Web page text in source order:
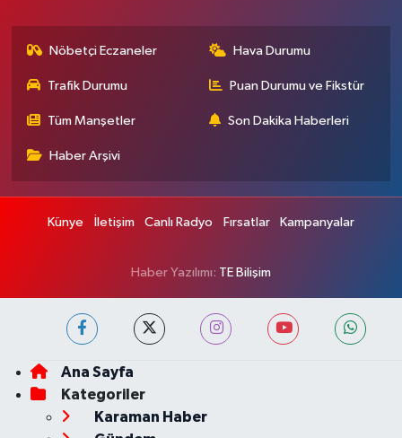
Nöbetçi Eczaneler Hava Durumu
Trafik Durumu Puan Durumu ve Fikstür
Tüm Manşetler Son Dakika Haberleri
Haber Arşivi
Künye İletişim Canlı Radyo Fırsatlar Kampanyalar
Haber Yazılımı: TE Bilişim
Ana Sayfa
Kategoriler
Karaman Haber